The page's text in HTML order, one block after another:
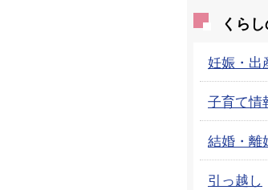
くら
妊娠・出
子育て情
結婚・離
引っ越し